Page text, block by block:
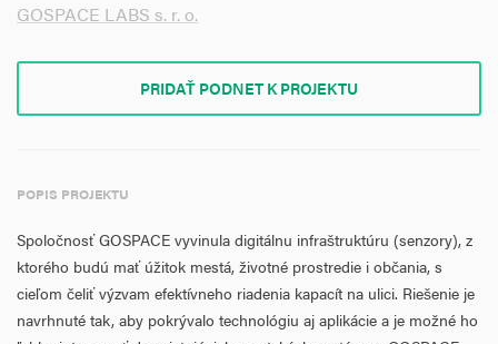
GOSPACE LABS s. r. o.
PRIDAŤ PODNET K PROJEKTU
POPIS PROJEKTU
Spoločnosť GOSPACE vyvinula digitálnu infraštruktúru (senzory), z
ktorého budú mať úžitok mestá, životné prostredie i občania, s
cieľom čeliť výzvam efektívneho riadenia kapacít na ulici. Riešenie je
navrhnuté tak, aby pokrývalo technológiu aj aplikácie a je možné ho